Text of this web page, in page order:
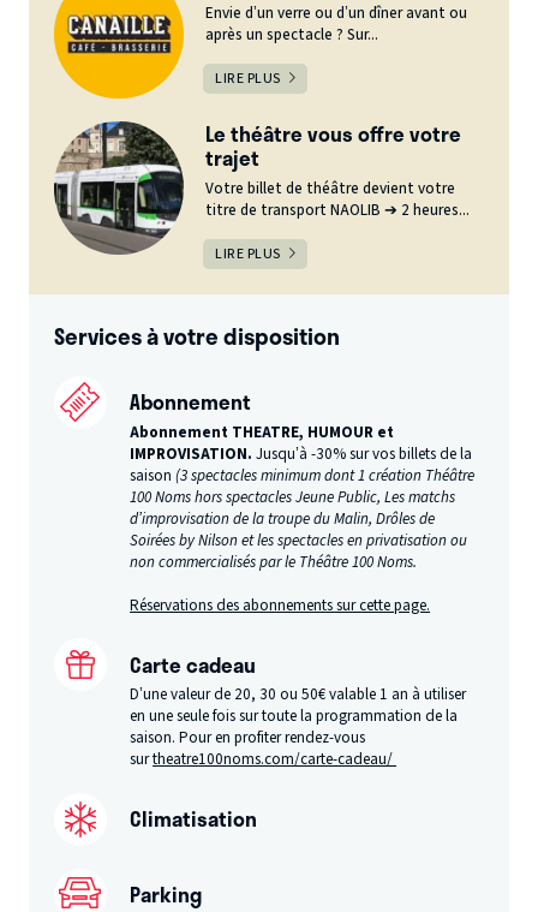
Envie d’un verre ou d’un dîner avant ou
après un spectacle ? Sur...
LIRE PLUS
Le théâtre vous offre votre
trajet
Votre billet de théâtre devient votre
titre de transport NAOLIB ➔ 2 heures...
LIRE PLUS
Services à votre disposition
Abonnement
Abonnement THEATRE, HUMOUR et
IMPROVISATION. Jusqu’à -30% sur vos billets de la
saison(3 spectacles minimum dont 1 création Théâtre
100 Noms hors spectacles Jeune Public, Les matchs
d’improvisation de la troupe du Malin, Drôles de
Soirées by Nilson et les spectacles en privatisation ou
non commercialisés par le Théâtre 100 Noms.
Réservations des abonnements sur cette page.
Carte cadeau
D’une valeur de 20, 30 ou 50€ valable 1 an à utiliser
en une seule fois sur toute la programmation de la
saison. Pour en profiter rendez-vous
surtheatre100noms.com/carte-cadeau/
Climatisation
Parking